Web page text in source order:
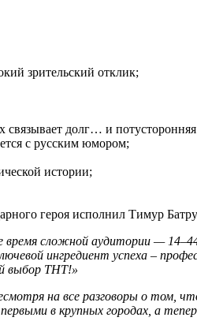
зрительский отклик;
долг… и потусторонняя
с русским юмором;
истории;
героя исполнил Тимур
время сложной аудитории —
ингредиент успеха –
выбор ТНТ!»
на все разговоры о том,
в крупных городах, а